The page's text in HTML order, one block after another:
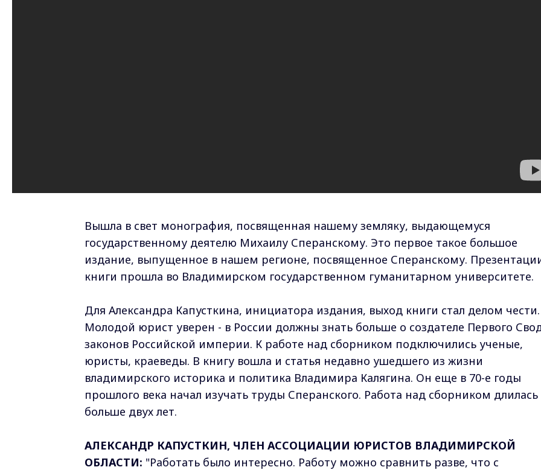
Вышла в свет монография, посвященная нашему земляку, выдающемуся
государственному деятелю Михаилу Сперанскому. Это первое такое большое
издание, выпущенное в нашем регионе, посвященное Сперанскому.
книги прошла во Владимирском государственном гуманитарном университете.
Для Александра Капусткина, инициатора издания, выход книги стал делом чести.
Молодой юрист уверен - в России должны знать больше о создателе Первого
законов Российской империи. К работе над сборником подключились ученые,
юристы, краеведы. В книгу вошла и статья недавно ушедшего из жизни
владимирского историка и политика Владимира Калягина. Он еще в 70-е годы
прошлого века начал изучать труды Сперанского. Работа над сборником длилась
больше двух лет.
АЛЕКСАНДР КАПУСТКИН, ЧЛЕН АССОЦИАЦИИ ЮРИСТОВ ВЛАДИМИРСКОЙ
ОБЛАСТИ: "Работать было интересно. Работу можно сравнить разве, что с